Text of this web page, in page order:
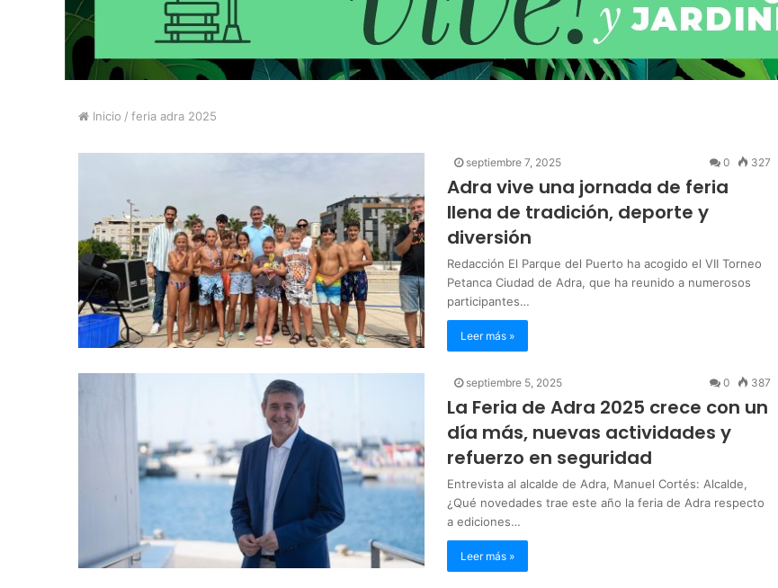
Inicio / feria adra 2025
septiembre 7, 2025 0 327
Adra vive una jornada de feria
llena de tradición, deporte y
diversión
Redacción El Parque del Puerto ha acogido el VII Torneo
Petanca Ciudad de Adra, que ha reunido a numerosos
participantes…
Leer más »
septiembre 5, 2025 0 387
La Feria de Adra 2025 crece con un
día más, nuevas actividades y
refuerzo en seguridad
Entrevista al alcalde de Adra, Manuel Cortés: Alcalde,
¿Qué novedades trae este año la feria de Adra respecto
a ediciones…
Leer más »